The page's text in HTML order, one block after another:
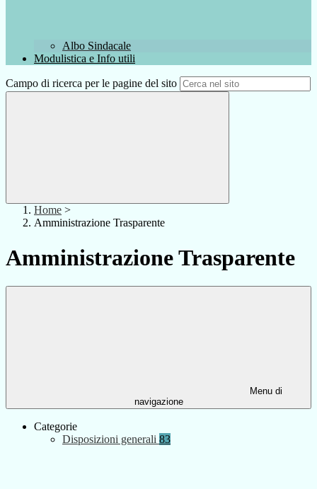
Albo Sindacale
Modulistica e Info utili
Campo di ricerca per le pagine del sito
Home >
Amministrazione Trasparente
Amministrazione Trasparente
Menu di
navigazione
Categorie
Disposizioni generali 83